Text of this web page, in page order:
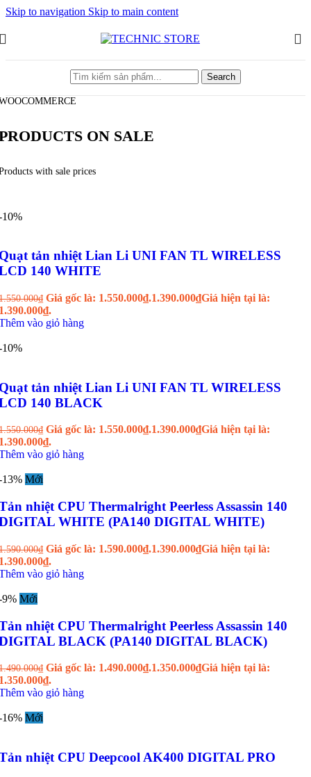
Skip to navigation Skip to main content
Search
ON SALE
with sale prices
10%
tản nhiệt Lian Li UNI FAN TL WIRELESS
140 WHITE
₫ Giá gốc là: 1.550.000₫.1.390.000₫Giá hiện tại là:
vào giỏ hàng
10%
tản nhiệt Lian Li UNI FAN TL WIRELESS
140 BLACK
₫ Giá gốc là: 1.550.000₫.1.390.000₫Giá hiện tại là:
vào giỏ hàng
13% Mới
nhiệt CPU Thermalright Peerless Assassin 140
WHITE (PA140 DIGITAL WHITE)
₫ Giá gốc là: 1.590.000₫.1.390.000₫Giá hiện tại là:
vào giỏ hàng
9% Mới
nhiệt CPU Thermalright Peerless Assassin 140
BLACK (PA140 DIGITAL BLACK)
₫ Giá gốc là: 1.490.000₫.1.350.000₫Giá hiện tại là:
vào giỏ hàng
16% Mới
nhiệt CPU Deepcool AK400 DIGITAL PRO